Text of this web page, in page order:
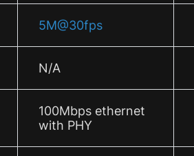
5M@30fps
N/A
100Mbps ethernet
with PHY